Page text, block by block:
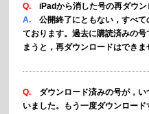
Q.
iPadから消した号の再ダウ
A.公開終了にともない，すべて
ております。 過去に購読済みの
まうと，再ダウンロードはできま
Q.
ダウンロード済みの号が，
いました。もう一度ダウンロー